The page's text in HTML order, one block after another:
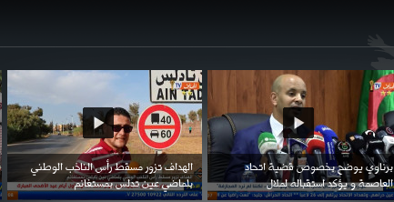
بن زيمة ... كرم كروي قابله لإنتقام عرقي .
احتفال السفارة السعودية في الجزائر بالعيد
الوطني للمملكة